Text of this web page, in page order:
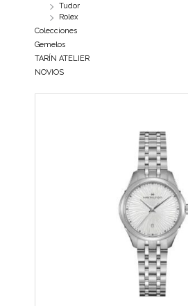
Tudor
Rolex
Colecciones
Gemelos
TARÍN ATELIER
NOVIOS